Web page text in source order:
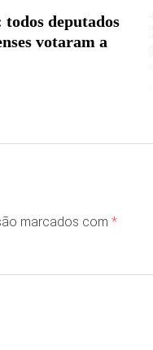
deputados
votaram a
marcados com *